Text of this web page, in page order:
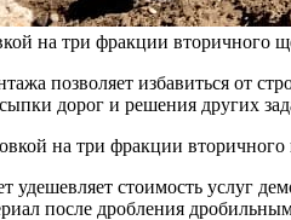
на три фракции вторичного
позволяет избавиться от
дорог и решения других
на три фракции
удешевляет стоимость услуг
после дробления